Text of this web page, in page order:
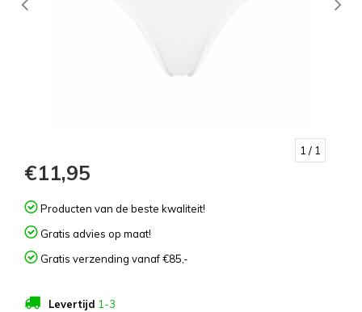
1 / 1
€11,95
Producten van de beste kwaliteit!
Gratis advies op maat!
Gratis verzending vanaf €85,-
Levertijd 1-3